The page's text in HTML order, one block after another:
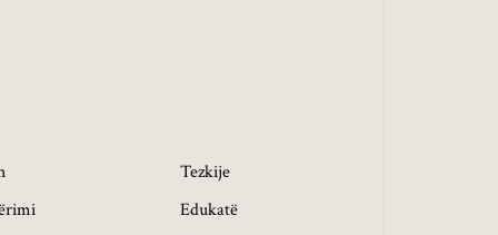
Tezkije
Edukatë